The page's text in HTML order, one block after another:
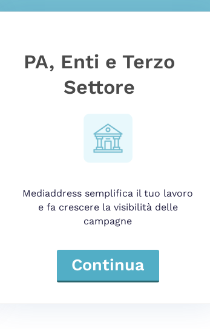
PA, Enti e Terzo
Settore
Mediaddress semplifica il tuo lavoro
e fa crescere la visibilità delle
campagne
Continua